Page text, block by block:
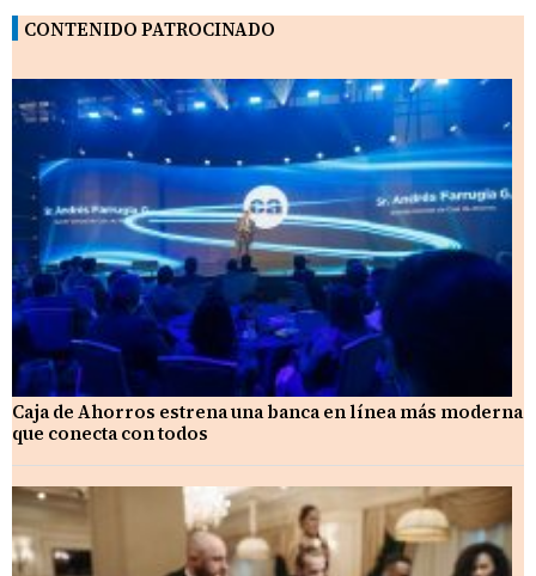
CONTENIDO PATROCINADO
Caja de Ahorros estrena una banca en línea más moderna
que conecta con todos